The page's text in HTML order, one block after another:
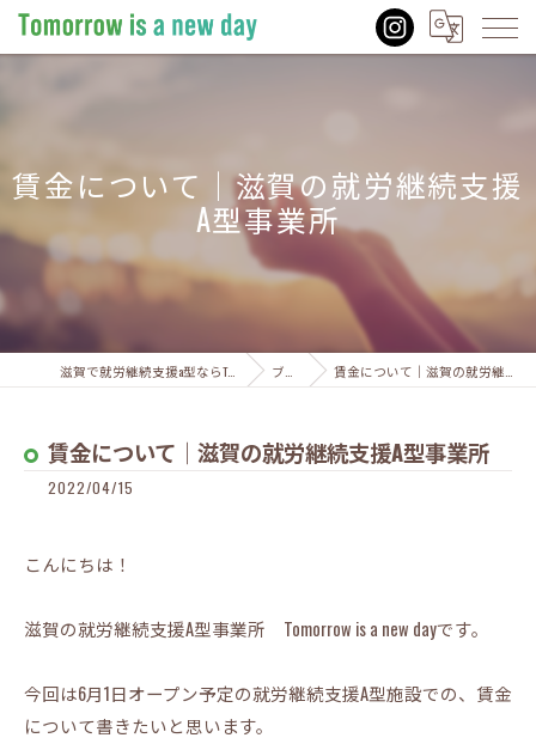
賃金について｜滋賀の就労継続支援
A型事業所
滋賀で就労継続支援a型ならTomorrow is a new day ブログ 賃金について｜滋賀の就労継続支援A型事業所
賃金について｜滋賀の就労継続支援A型事業所
2022/04/15
こんにちは！
滋賀の就労継続支援A型事業所 Tomorrow is a new dayです。
今回は6月1日オープン予定の就労継続支援A型施設での、賃金
について書きたいと思います。